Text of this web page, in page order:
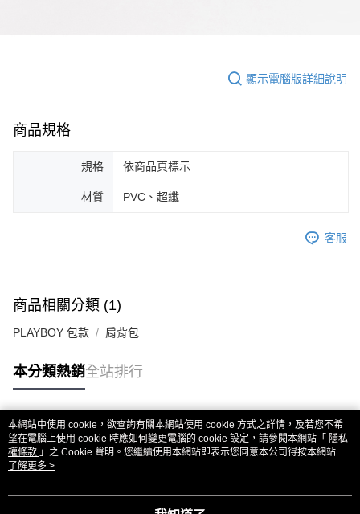
顯示電腦版詳細說明
商品規格
規格 依商品頁標示
材質 PVC、超纖
客服
商品相關分類 (1)
PLAYBOY 包款 肩背包
本分類熱銷全站排行
熱門標籤
本網站中使用 cookie，欲查詢有關本網站使用 cookie 方式之詳情，及若您不希
望在電腦上使用 cookie 時應如何變更電腦的 cookie 設定，請參閱本網站「 隱私
權條款 」之 Cookie 聲明。您繼續使用本網站即表示您同意本公司得按本網站使
用條款之 Cookie 聲明使用 cookie。
了解更多 >